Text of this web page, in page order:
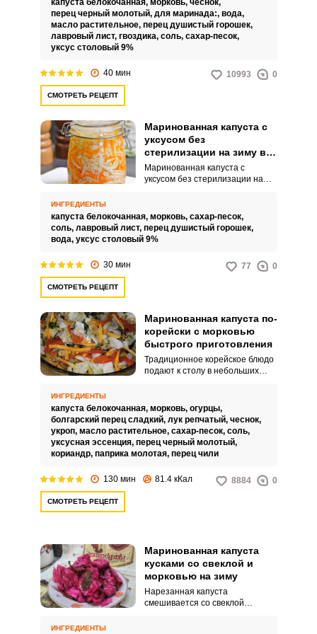
ингредиентов. Уксус для
маринада берется обычный
столовый, а маринад варится с
лучше раскрывают свой аромат,
чего не получается в холодном
капуста белокочанная, морковь, чеснок,
перец черный молотый, для маринада:, вода,
масло растительное, перец душистый горошек,
лавровый лист, гвоздика, соль, сахар-песок,
уксус столовый 9%
40 мин 10993 0
СМОТРЕТЬ РЕЦЕПТ
Маринованная капуста с
уксусом без
стерилизации на зиму в
банках
Маринованная капуста с
уксусом без стерилизации на
вкусами и ароматами. Капуста в
сочетании с уксусом создает
неповторимый вкус, который
раз, когда вы открываете банку.
ИНГРЕДИЕНТЫ
капуста белокочанная, морковь, сахар-песок,
соль, лавровый лист, перец душистый горошек,
вода, уксус столовый 9%
30 мин 77 0
СМОТРЕТЬ РЕЦЕПТ
Маринованная капуста по-
корейски с морковью
быстрого приготовления
Традиционное корейское блюдо
подают к столу в небольших
кухни, которые известны
любовью к еде с острым вкусом.
ИНГРЕДИЕНТЫ
капуста белокочанная, морковь, огурцы,
болгарский перец сладкий, лук репчатый, чеснок,
укроп, масло растительное, сахар-песок, соль,
уксусная эссенция, перец черный молотый,
кориандр, паприка молотая, перец чили
130 мин 81.4 кКал 8884 0
СМОТРЕТЬ РЕЦЕПТ
Маринованная капуста
кусками со свеклой и
морковью на зиму
Нарезанная капуста
смешивается со свеклой
ИНГРЕДИЕНТЫ
Запомнить меня
ЕЩЕ НЕ ЗАРЕГИСТРИРОВАННЫ?
Забыли пароль?